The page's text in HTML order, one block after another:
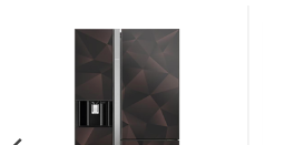
theo nhu cầu bảo quản và linh hoạt
dưới cùng của tủ lạnh.